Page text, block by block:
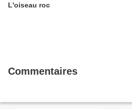
L'oiseau roc
Commentaires